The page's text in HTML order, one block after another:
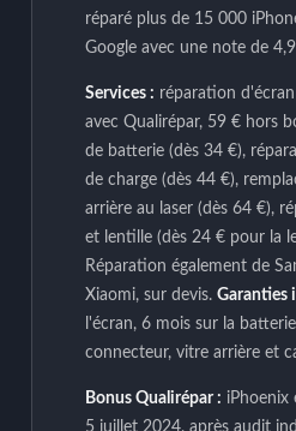
réparé plus de 15 000
Google avec une note de
Services : réparation
avec Qualirépar, 59 € hors
de batterie (dès 34 €),
de charge (dès 44 €),
arrière au laser (dès 64 €),
et lentille (dès 24 € pour la
Réparation également de
Xiaomi, sur devis. Garanties
l'écran, 6 mois sur la
connecteur, vitre arrière et
Bonus Qualirépar : iPhoenix
5 juillet 2024, après audit